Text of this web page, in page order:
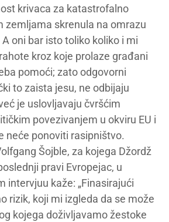
krivaca za katastrofalno
zemljama skrenula na omrazu
oni bar isto toliko koliko i mi
kroz koje prolaze građani
pomoći; zato odgovorni
to zaista jesu, ne odbijaju
je uslovljavaju čvršćim
povezivanjem u okviru EU i
neće ponoviti rasipništvo.
Šojble, za kojega Džordž
pravi Evropejac, u
intervjuu kaže: „Finasirajući
rizik, koji mi izgleda da se može
kojega doživljavamo žestoke